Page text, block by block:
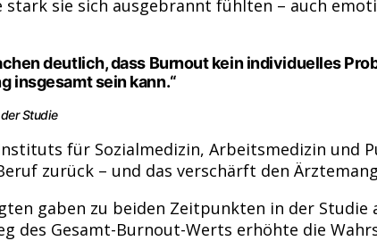
stark sie sich ausgebrannt fühlten – auch
deutlich, dass Burnout kein individuelles
insgesamt sein kann.“
Studie
für Sozialmedizin, Arbeitsmedizin und
zurück – und das verschärft den
gaben zu beiden Zeitpunkten in der
des Gesamt-Burnout-Werts erhöhte die